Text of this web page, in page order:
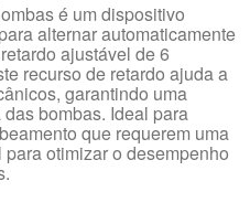
é um dispositivo
alternar automaticamente
ajustável de 6
recurso de retardo ajuda a
garantindo uma
bombas. Ideal para
que requerem uma
otimizar o desempenho